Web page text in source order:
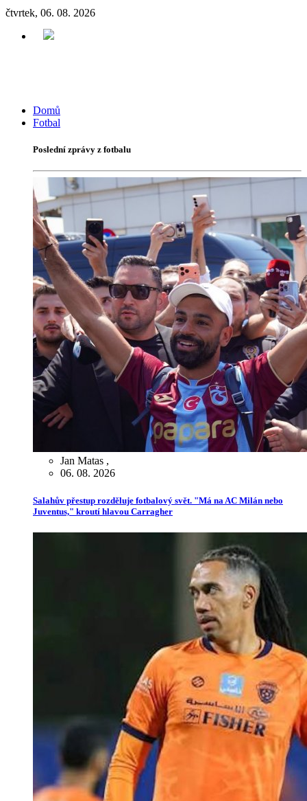
čtvrtek, 06. 08. 2026
Domů
Fotbal
Poslední zprávy z fotbalu
Jan Matas ,
06. 08. 2026
Salahův přestup rozděluje fotbalový svět. "Má na AC Milán nebo
Juventus," kroutí hlavou Carragher